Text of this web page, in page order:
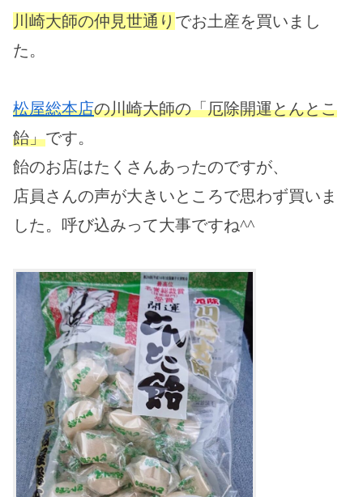
川崎大師の仲見世通り でお土産を買いまし
た。
松屋総本店の川崎大師の「厄除開運とんとこ
飴」です。
飴のお店はたくさんあったのですが、
店員さんの声が大きいところで思わず買いま
した。呼び込みって大事ですね^^